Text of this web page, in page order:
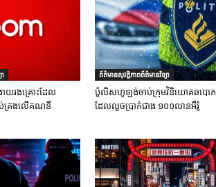
ាយរងគ្រោះដែល
ប់គ្រងលើគណនី
ព័ត៌មានសុវត្ថិភាពព័ត៌មានវិទ្យា
ប៉ូលិសហូឡង់ចាប់ក្រុមវិនិយោគឆបោក
ដែលលួចប្រាក់ជាង ១០០លានអឺរ៉ូ